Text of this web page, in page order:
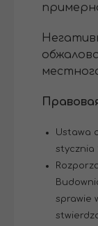
Ustawa
stycznia
sprawie